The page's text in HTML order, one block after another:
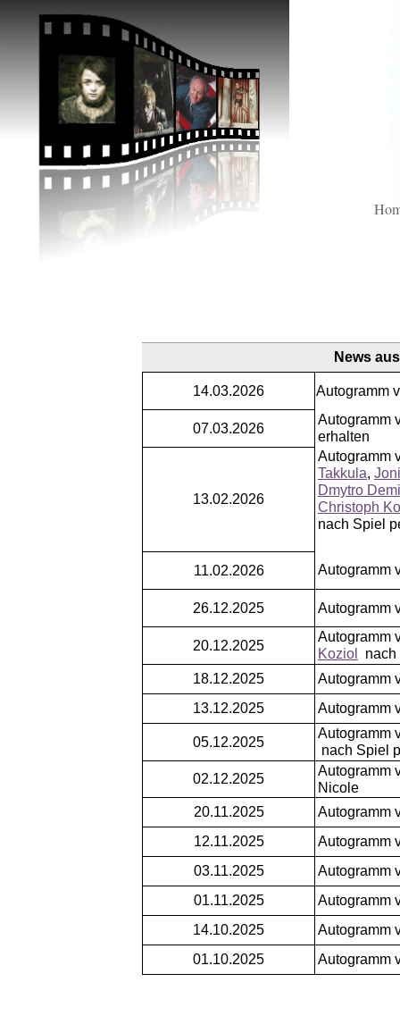
News
14.03.2026 Autogramm
07.03.2026
Autogramm
erhalten
13.02.2026
Autogramm
Takkula,
Dmytro
Christoph
nach Spiel
11.02.2026 Autogramm
26.12.2025 Autogramm
20.12.2025
Autogramm
Koziol
nach
18.12.2025
Autogramm
13.12.2025
Autogramm
05.12.2025
Autogramm
nach Spiel
02.12.2025
Autogramm
Nicole
20.11.2025
Autogramm
12.11.2025
Autogramm
03.11.2025
Autogramm
01.11.2025
Autogramm
14.10.2025
Autogramm
01.10.2025
Autogramm